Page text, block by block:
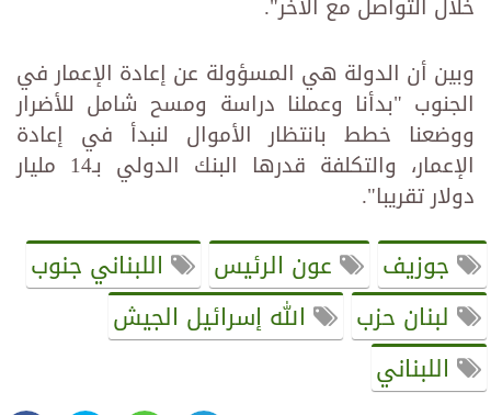
وبين أن الدولة هي المسؤولة عن إعادة الإعمار في
الجنوب "بدأنا وعملنا دراسة ومسح شامل للأضرار
ووضعنا خطط بانتظار الأموال لنبدأ في إعادة
الإعمار، والتكلفة قدرها البنك الدولي بـ14 مليار
دولار تقريبا".
جوزيف عون الرئيس
اللبناني جنوب
لبنان حزب
الله إسرائيل الجيش
اللبناني